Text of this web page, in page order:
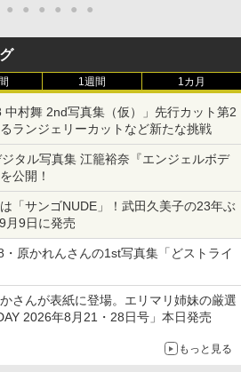
● ● ● ● ● ●
1週間 1カ月
中村舞 2nd写真集（仮）」先行カット第2
ランジェリーカットなど新たな挑戦
ジタル写真集 江籠裕奈『エンジェルボデ
公開！
「サンゴNUDE」！武田久美子の23年ぶ
月9日に発売
・原かれんさんの1st写真集「どストライ
さんが表紙に登場。エリマリ姉妹の厳選
2026年8⽉21・28日号」本日発売
もっと見る